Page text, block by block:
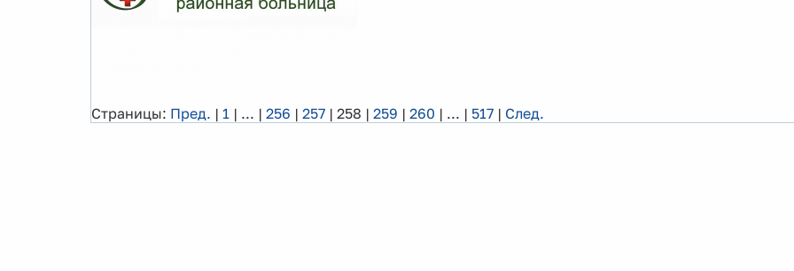
Страницы: Пред. | 1 | ... | 256 | 257 | 258 | 259 | 260 | ... | 517 | След.